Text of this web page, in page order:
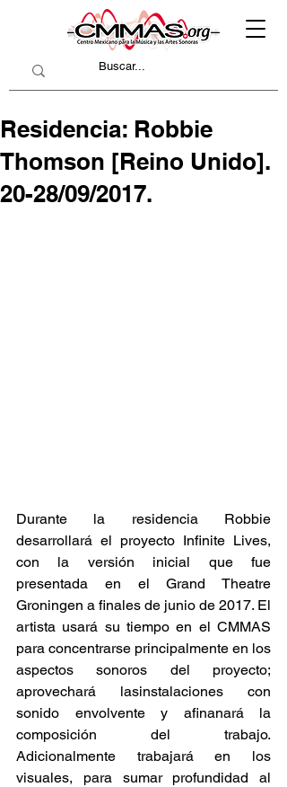
Residencia: Robbie
Thomson [Reino Unido].
20-28/09/2017.
Durante la residencia Robbie
desarrollará el proyecto Infinite Lives,
con la versión inicial que fue
presentada en el Grand Theatre
Groningen a finales de junio de 2017. El
artista usará su tiempo en el CMMAS
para concentrarse principalmente en los
aspectos sonoros del proyecto;
aprovechará lasinstalaciones con
sonido envolvente y afinanará la
composición del trabajo.
Adicionalmente trabajará en los
visuales, para sumar profundidad al